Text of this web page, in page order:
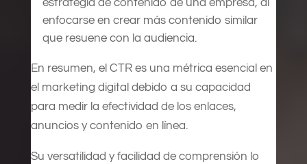
enfocarse en crear más contenido similar
que resuene con la audiencia.
En resumen, el CTR es una métrica esencial en
el marketing digital debido a su capacidad
para medir la efectividad de los enlaces,
anuncios y contenido en línea.
Su versatilidad y facilidad de comprensión lo